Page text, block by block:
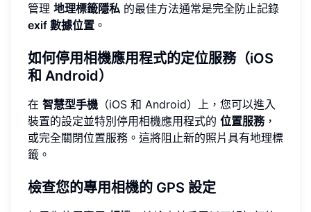
管理 地理標籤隱私 的最佳方法通常是完全防止記錄
exif 數據位置 。
如何停用相機應用程式的定位服務（iOS
和 Android）
在 智慧型手機 （iOS 和 Android）上，您可以進入
裝置的設定並特別停用相機應用程式的 位置服務，
或完全關閉位置服務。這將阻止新的照片具有地理標
籤。
檢查您的專用相機的 GPS 設定